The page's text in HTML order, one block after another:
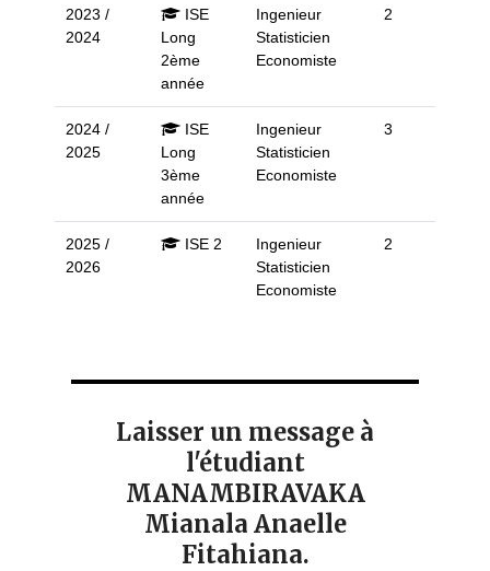
2023 /
2024
ISE
Long
2ème
année
Ingenieur
Statisticien
Economiste
2
2024 /
2025
ISE
Long
3ème
année
Ingenieur
Statisticien
Economiste
3
2025 /
2026
ISE 2
Ingenieur
Statisticien
Economiste
2
Laisser un message à
l'étudiant
MANAMBIRAVAKA
Mianala Anaelle
Fitahiana.